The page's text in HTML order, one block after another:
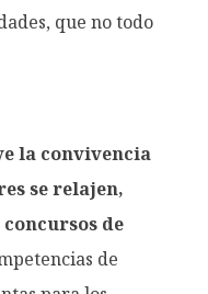
que no todo
la convivencia
se relajen,
de
de